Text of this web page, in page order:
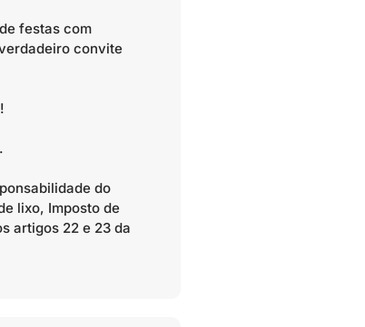
festas com
convite
do
lixo, Imposto de
artigos 22 e 23 da